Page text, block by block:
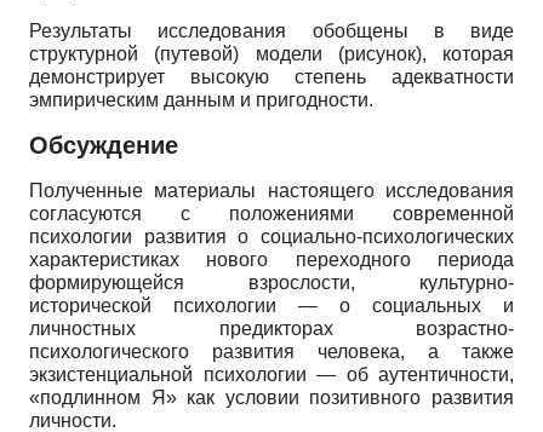
Результаты исследования обобщены в виде
структурной (путевой) модели (рисунок), которая
демонстрирует высокую степень адекватности
эмпирическим данным и пригодности.
Обсуждение
Полученные материалы настоящего исследования
согласуются с положениями современной
психологии развития о социально-психологических
характеристиках нового переходного периода
формирующейся взрослости, культурно-
исторической психологии — о социальных и
личностных предикторах воз­растно-
психологического развития человека, а также
экзистенциальной психологии — об аутентичности,
«подлинном Я» как условии позитивного развития
личности.